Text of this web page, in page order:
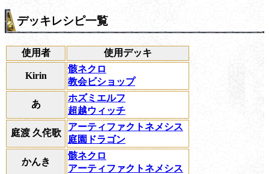
デッキレシピ一覧
使用者 使用デッキ
Kirin
骸ネクロ
教会ビショップ
あ
ホズミエルフ
超越ウィッチ
庭渡 久侘歌
アーティファクトネメシス
庭園ドラゴン
かんき
骸ネクロ
アーティファクトネメシス